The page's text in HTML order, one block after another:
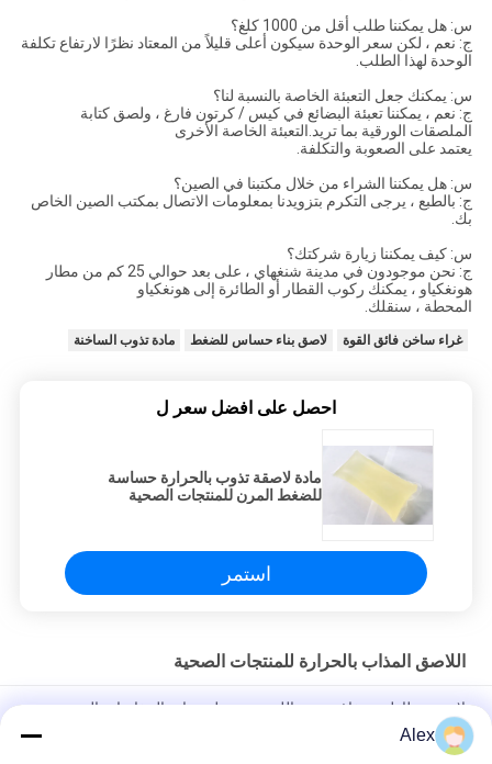
س: هل يمكننا طلب أقل من 1000 كلغ؟
ج: نعم ، لكن سعر الوحدة سيكون أعلى قليلاً من المعتاد نظرًا لارتفاع تكلفة
الوحدة لهذا الطلب.
س: يمكنك جعل التعبئة الخاصة بالنسبة لنا؟
ج: نعم ، يمكننا تعبئة البضائع في كيس / كرتون فارغ ، ولصق كتابة
الملصقات الورقية بما تريد.التعبئة الخاصة الأخرى
يعتمد على الصعوبة والتكلفة.
س: هل يمكننا الشراء من خلال مكتبنا في الصين؟
ج: بالطبع ، يرجى التكرم بتزويدنا بمعلومات الاتصال بمكتب الصين الخاص
بك.
س: كيف يمكننا زيارة شركتك؟
ج: نحن موجودون في مدينة شنغهاي ، على بعد حوالي 25 كم من مطار
هونغكياو ، يمكنك ركوب القطار أو الطائرة إلى هونغكياو
المحطة ، سنقلك.
غراء ساخن فائق القوة لاصق بناء حساس للضغط مادة تذوب الساخنة
احصل على افضل سعر ل
مادة لاصقة تذوب بالحرارة حساسة
للضغط المرن للمنتجات الصحية
استمر
اللاصق المذاب بالحرارة للمنتجات الصحية
لاصق مطاطي شفاف عديم اللون ومرن لمنتجات الحفاضات التي
تستخدم ألياف لدنة / مرنة فائقة النحافة
Alex